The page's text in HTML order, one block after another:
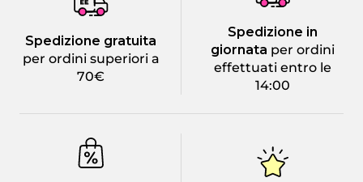
Spedizione gratuita
per ordini superiori a
70€
Spedizione in
giornata per ordini
effettuati entro le
14:00